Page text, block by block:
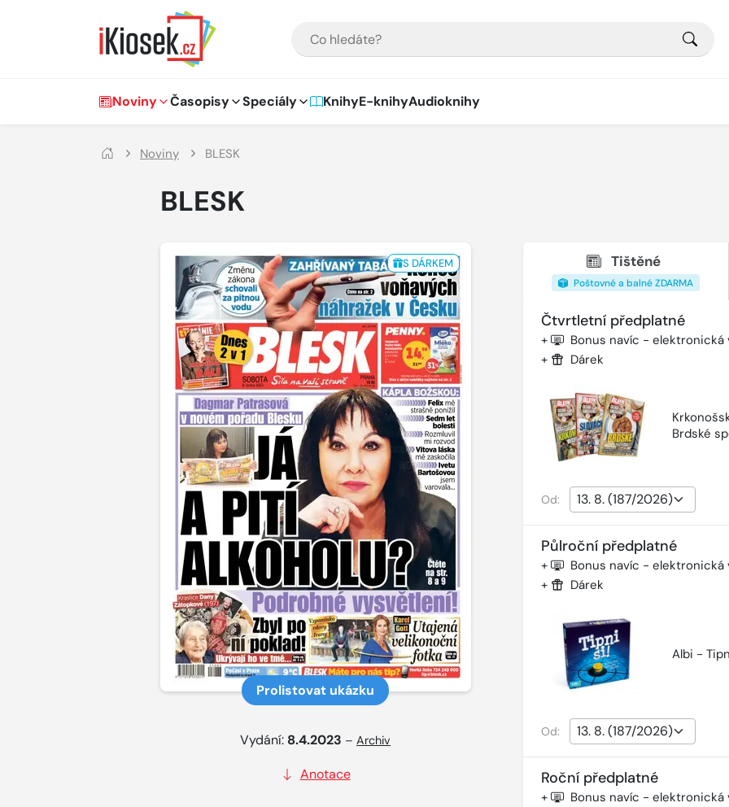
Hlavní navigace
Noviny Časopisy Speciály KnihyE-knihyAudioknihy
Noviny BLESK
BLESK
S DÁRKEM
Prolistovat ukázku
Vydání: 8.4.2023 –Archiv
Anotace
Tištěné
Poštovné a balné ZDARMA
Čtvrtletní předplatné
+ Bonus navíc - elektronická
+ Dárek
Brdské
Od:
Půlroční předplatné
+ Bonus navíc - elektronická
+ Dárek
Albi -
Od:
Roční předplatné
+ Bonus navíc - elektronická